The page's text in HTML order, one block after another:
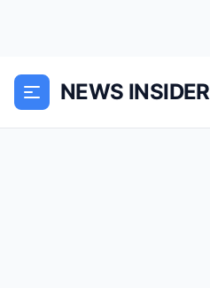
NEWS INSIDER